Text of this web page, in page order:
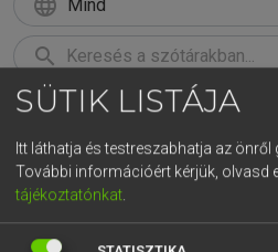
language Mind
search
KERESÉS
Európai uniós
SÜTIK LISTÁJA
Itt láthatja és testreszabhatja az
További információért kérjük, olvasd
tájékoztatónkat.
GR
t z u i
g h j k l é